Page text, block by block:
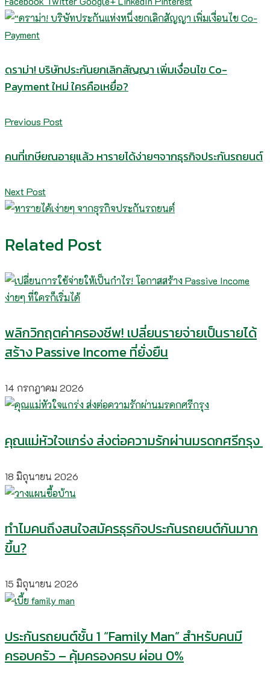
ดราม่า! บริษัทประกันยกเลิกสัญญา เพิ่มเงื่อนไข Co-
Payment ใหม่ ใครคือเหยื่อ?
Previous Post
คนที่เกษียณอายุแล้ว หารายได้ง่ายๆจากธุรกิจประกันรถยนต์
Next Post
Related Post
พลิกวิกฤตค่าครองชีพ! เปลี่ยนรายจ่ายเป็นรายได้
สร้าง Passive Income ที่ยั่งยืน
14 กรกฎาคม 2026
คุณแม่หัวใจแกร่ง ส่งต่อความรักผ่านมรดกศรีกรุง
18 มิถุนายน 2026
ทำไมคนถึงสนใจสมัครธุรกิจประกันรถยนต์กันมาก
ขึ้น?
15 มิถุนายน 2026
ประกันรถยนต์ชั้น 1 “Family Man” สำหรับคนมี
ครอบครัว – คุ้มครองครบ ผ่อน 0%